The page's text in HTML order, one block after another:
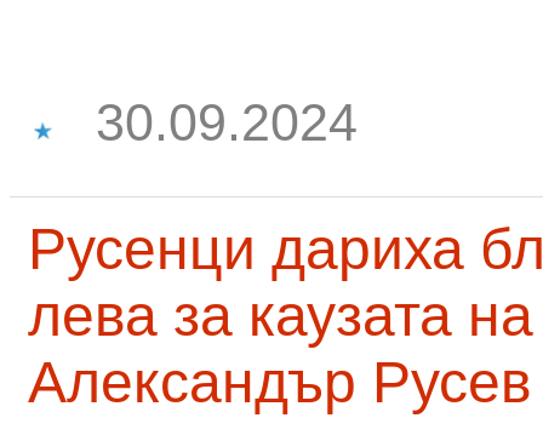
30.09.2024
Русенци дариха
лева за каузата
Александър Русев